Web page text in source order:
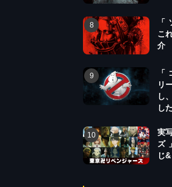
「
こ
介
「
リ
し
し
実
ズ
じ